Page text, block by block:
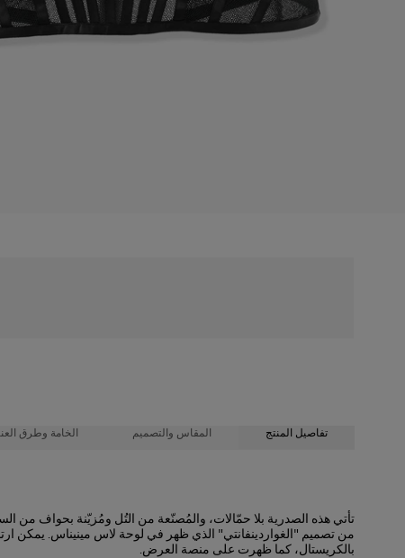
تفاصيل المنتج المقاس والتصميم الخامة وطرق
تأتي هذه الصدرية بلا حمّالات، والمُصنّعة من التُل ومُزيّنة بحواف من
من تصميم "الغواردينفانتي" الذي ظهر في لوحة لاس مينيناس. يمكن
بالكريستال، كما ظهرت على منصة العرض.
تصميم ضيق
تول مطرَّز خفيف
تعليمات الغسيل